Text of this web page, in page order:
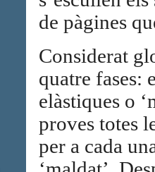
de pàgines
Considerat
quatre fases:
elàstiques o
proves totes
per a cada